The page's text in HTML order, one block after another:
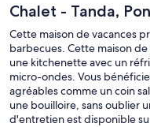
Chalet - Tanda,
Cette maison de vacances
barbecues. Cette maison
une kitchenette avec un
micro-ondes. Vous
agréables comme un coin
une bouilloire, sans oublier
d'entretien est disponible